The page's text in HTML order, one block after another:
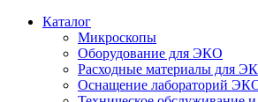
Каталог
Микроскопы
Оборудование для ЭКО
Расходные материалы для
Оснащение лабораторий